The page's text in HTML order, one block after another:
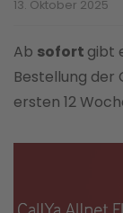
13. Oktober 2025
Ab sofort gibt
Bestellung der
ersten 12